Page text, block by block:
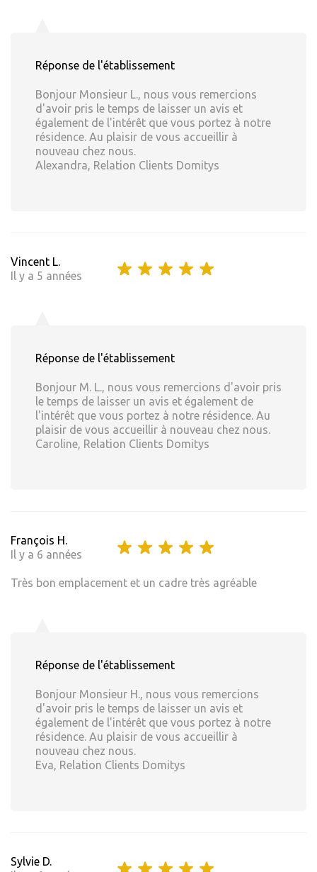
Réponse de l'établissement
Bonjour Monsieur L., nous vous remercions
d'avoir pris le temps de laisser un avis et
également de l'intérêt que vous portez à notre
résidence. Au plaisir de vous accueillir à
nouveau chez nous.
Alexandra, Relation Clients Domitys
Vincent L.
Il y a 5 années
Réponse de l'établissement
Bonjour M. L., nous vous remercions d'avoir pris
le temps de laisser un avis et également de
l'intérêt que vous portez à notre résidence. Au
plaisir de vous accueillir à nouveau chez nous.
Caroline, Relation Clients Domitys
François H.
Il y a 6 années
Très bon emplacement et un cadre très agréable
Réponse de l'établissement
Bonjour Monsieur H., nous vous remercions
d'avoir pris le temps de laisser un avis et
également de l'intérêt que vous portez à notre
résidence. Au plaisir de vous accueillir à
nouveau chez nous.
Eva, Relation Clients Domitys
Sylvie D.